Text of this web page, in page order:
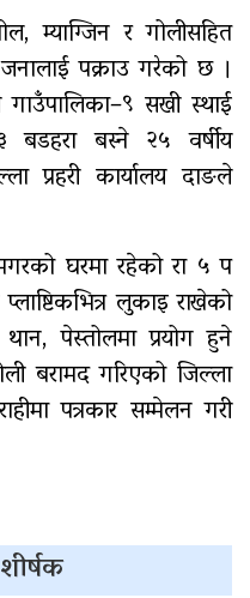
भगवान शिवको मूर्ति
सम्पन्न
अल्पसंख्यक
समुदायका मुद्दाका
तालिम
शिल्डको जिल्ला स्तरीय
लागि खटिए गणक
म्याग्जिन र गोलीसहित
पक्राउ गरेको छ ।
गाउँपालिका–९ सखी स्थाई
बडहरा बस्ने २५ वर्षीय
प्रहरी कार्यालय दाङले
घरमा रहेको रा ५ प
लुकाइ राखेको
पेस्तोलमा प्रयोग हुने
बरामद गरिएको जिल्ला
पत्रकार सम्मेलन गरी